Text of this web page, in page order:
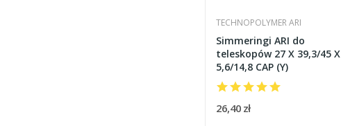
TECHNOPOLYMER ARI
Simmeringi ARI do
teleskopów 27 X 39,3/45 X
5,6/14,8 CAP (Y)
26,40 zł